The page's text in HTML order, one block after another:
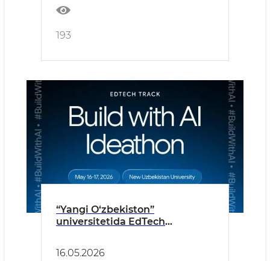
193
“Yangi O‘zbekiston”
universitetida EdTech
16.05.2026